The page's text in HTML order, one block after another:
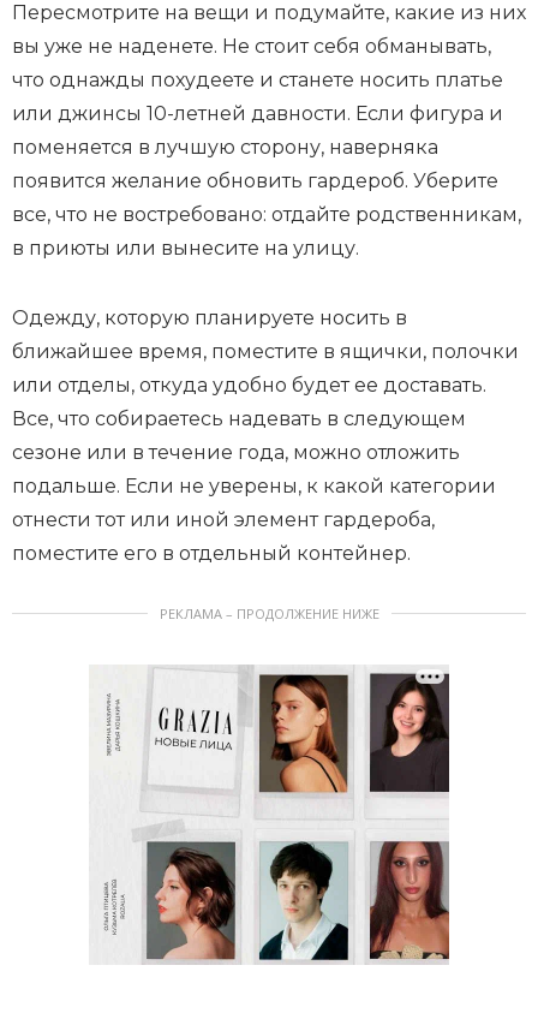
Пересмотрите на вещи и подумайте, какие из них
вы уже не наденете. Не стоит себя обманывать,
что однажды похудеете и станете носить платье
или джинсы 10-летней давности. Если фигура и
поменяется в лучшую сторону, наверняка
появится желание обновить гардероб. Уберите
все, что не востребовано: отдайте родственникам,
в приюты или вынесите на улицу.
Одежду, которую планируете носить в
ближайшее время, поместите в ящички, полочки
или отделы, откуда удобно будет ее доставать.
Все, что собираетесь надевать в следующем
сезоне или в течение года, можно отложить
подальше. Если не уверены, к какой категории
отнести тот или иной элемент гардероба,
поместите его в отдельный контейнер.
РЕКЛАМА – ПРОДОЛЖЕНИЕ НИЖЕ